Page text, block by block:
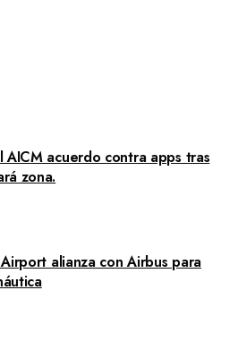
AICM acuerdo contra apps tras
zona.
alianza con Airbus para